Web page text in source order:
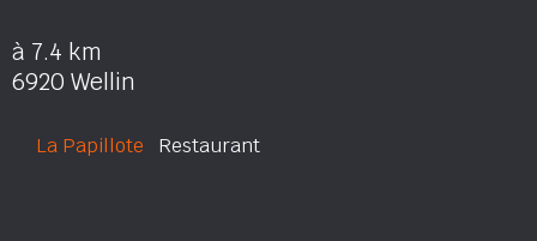
à 7.4 km
6920 Wellin
La Papillote Restaurant